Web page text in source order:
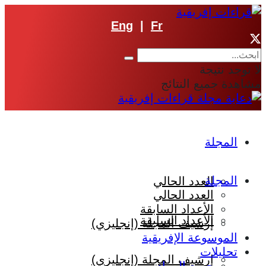
Eng Fr
لا توجد نتيجة
مشاهدة جميع النتائج
المجلة
العدد الحالي
الأعداد السابقة
إرشيف المجلة (إنجليزي)
المجلة
العدد الحالي
الأعداد السابقة
إرشيف المجلة (إنجليزي)
الموسوعة الإفريقية
تحليلات